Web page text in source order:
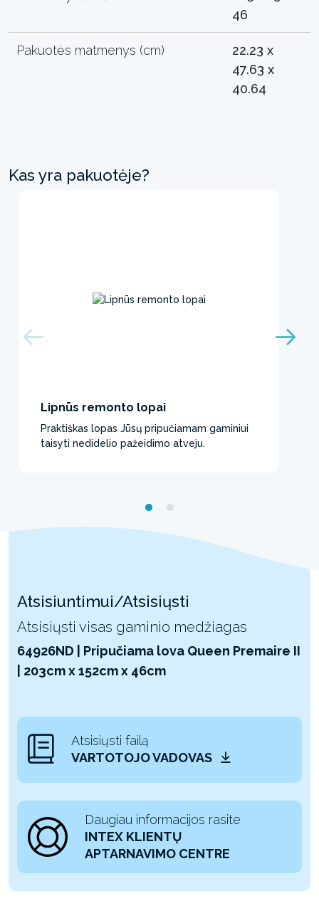
46
Pakuotės matmenys (cm)
22.23 x
47.63 x
40.64
Kas yra pakuotėje?
Lipnūs remonto lopai
Praktiškas lopas Jūsų pripučiamam gaminiui
taisyti nedidelio pažeidimo atveju.
Atsisiuntimui/Atsisiųsti
Atsisiųsti visas gaminio medžiagas
64926ND | Pripučiama lova Queen Premaire II
| 203cm x 152cm x 46cm
Atsisiųsti failą
VARTOTOJO VADOVAS
Daugiau informacijos rasite
INTEX KLIENTŲ
APTARNAVIMO CENTRE